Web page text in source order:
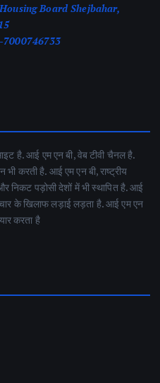
Board Shejbahar,
है. आई एम एन बी, वेब टीवी चैनल है.
करती है. आई एम एन बी, राष्ट्रीय
निकट पड़ोसी देशों में भी स्थापित है. आई
के खिलाफ लड़ाई लड़ता है. आई एम एन
करता है